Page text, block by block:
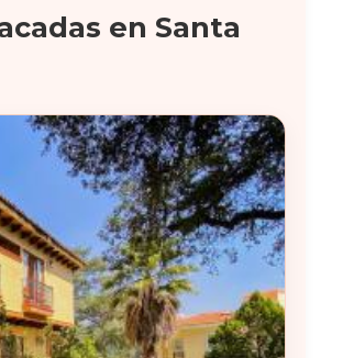
en Santa